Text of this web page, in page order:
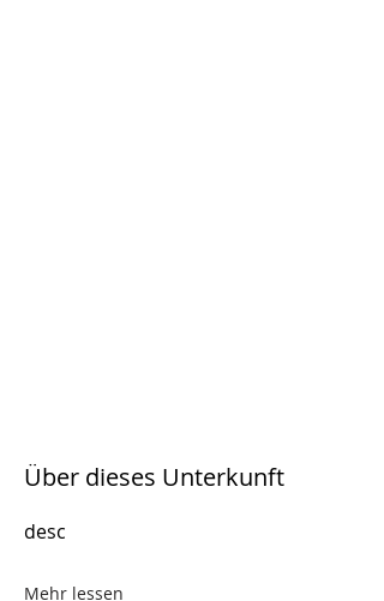
Über dieses Unterkunft
desc
Mehr lessen